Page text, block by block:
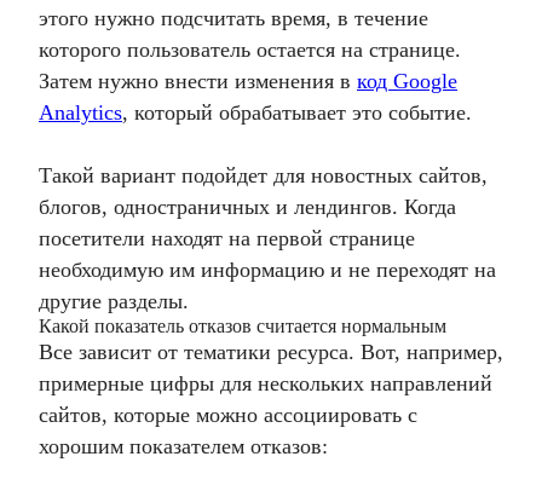
этого нужно подсчитать время, в течение
которого пользователь остается на странице.
Затем нужно внести изменения в код Google
Analytics, который обрабатывает это событие.
Такой вариант подойдет для новостных сайтов,
блогов, одностраничных и лендингов. Когда
посетители находят на первой странице
необходимую им информацию и не переходят на
другие разделы.
Какой показатель отказов считается нормальным
Все зависит от тематики ресурса. Вот, например,
примерные цифры для нескольких направлений
сайтов, которые можно ассоциировать с
хорошим показателем отказов: